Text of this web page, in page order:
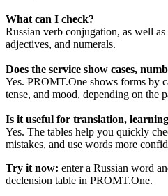
What can I check?
Russian verb conjugation, as well
adjectives, and numerals.
Does the service show cases,
Yes. PROMT.One shows forms by
tense, and mood, depending on the
Is it useful for translation,
Yes. The tables help you quickly
mistakes, and use words more
Try it now: enter a Russian word
declension table in PROMT.One.